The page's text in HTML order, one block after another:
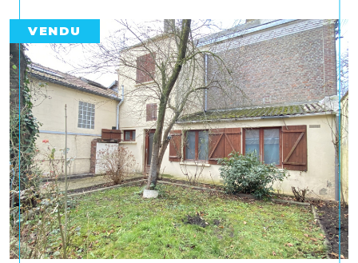
VENDU